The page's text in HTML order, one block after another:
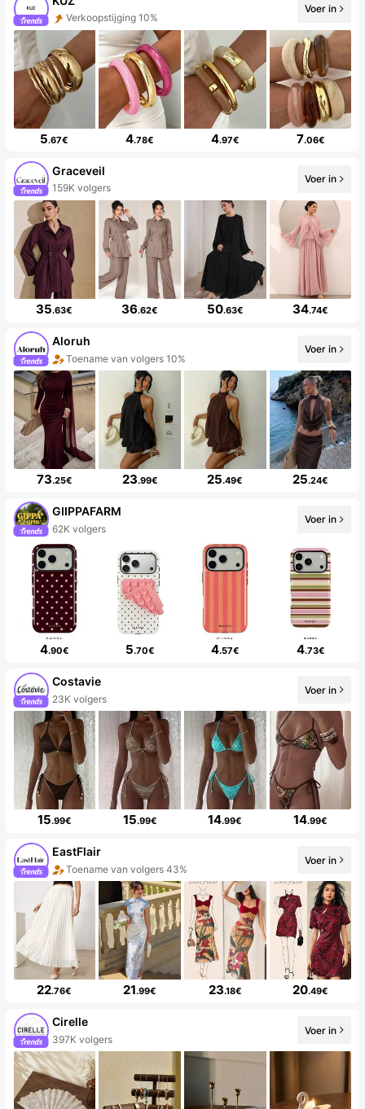
Verkoopstijging 10%
Voer in
5.67€ 4.78€ 4.97€ 7.06€
Graceveil
159K volgers
Voer in
35.63€ 36.62€ 50.63€ 34.74€
Aloruh
Toename van volgers 10%
Voer in
73.25€ 23.99€ 25.49€ 25.24€
GIIPPAFARM
62K volgers
Voer in
4.90€ 5.70€ 4.57€ 4.73€
Costavie
23K volgers
Voer in
15.99€ 15.99€ 14.99€ 14.99€
EastFlair
Toename van volgers 43%
Voer in
22.76€ 21.99€ 23.18€ 20.49€
Cirelle
397K volgers
Voer in